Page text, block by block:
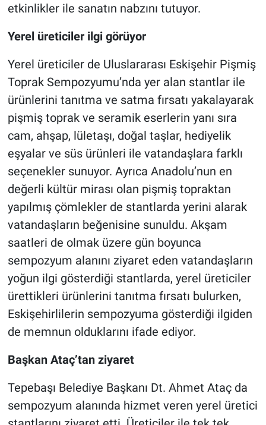
etkinlikler ile sanatın nabzını tutuyor.
Yerel üreticiler ilgi görüyor
Yerel üreticiler de Uluslararası Eskişehir Pişmiş
Toprak Sempozyumu’nda yer alan stantlar ile
ürünlerini tanıtma ve satma fırsatı yakalayarak
pişmiş toprak ve seramik eserlerin yanı sıra
cam, ahşap, lületaşı, doğal taşlar, hediyelik
eşyalar ve süs ürünleri ile vatandaşlara farklı
seçenekler sunuyor. Ayrıca Anadolu’nun en
değerli kültür mirası olan pişmiş topraktan
yapılmış çömlekler de stantlarda yerini alarak
vatandaşların beğenisine sunuldu. Akşam
saatleri de olmak üzere gün boyunca
sempozyum alanını ziyaret eden vatandaşların
yoğun ilgi gösterdiği stantlarda, yerel üreticiler
ürettikleri ürünlerini tanıtma fırsatı bulurken,
Eskişehirlilerin sempozyuma gösterdiği ilgiden
de memnun olduklarını ifade ediyor.
Başkan Ataç’tan ziyaret
Tepebaşı Belediye Başkanı Dt. Ahmet Ataç da
sempozyum alanında hizmet veren yerel üretici